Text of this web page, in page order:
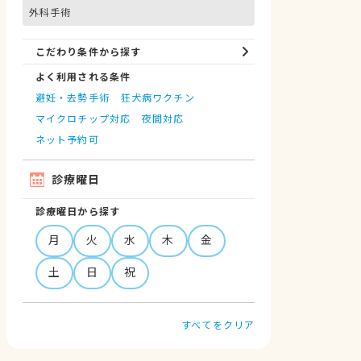
外科手術
こだわり条件から探す
よく利用される条件
避妊・去勢手術
狂犬病ワクチン
マイクロチップ対応
夜間対応
ネット予約可
診療曜日
診療曜日から探す
月 火 水 木
金
土
日 祝
すべてをクリア